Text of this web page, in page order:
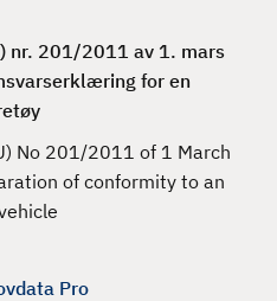
nr. 201/2011 av 1. mars
for en
No 201/2011 of 1 March
of conformity to an
Pro